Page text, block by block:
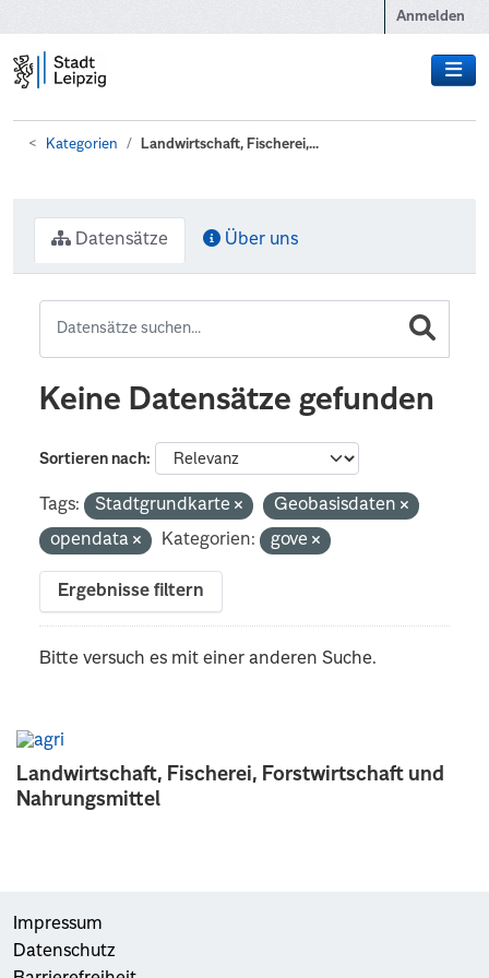
Anmelden
Kategorien Landwirtschaft, Fischerei,...
Landwirtschaft, Fischerei, Forstwirtschaft und
Nahrungsmittel
Datensätze Über uns
Keine Datensätze gefunden
Sortieren nach
Tags: Stadtgrundkarte
Geobasisdaten
opendata
Kategorien: gove
Ergebnisse filtern
Bitte versuch es mit einer anderen Suche.
Impressum
Datenschutz